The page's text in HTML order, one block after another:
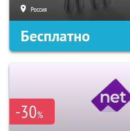
Россия
Бесплатно
-30%